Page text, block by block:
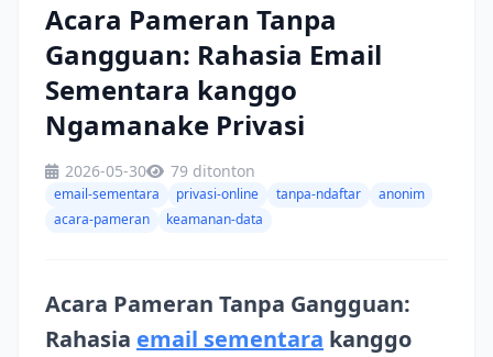
Acara Pameran Tanpa
Gangguan: Rahasia Email
Sementara kanggo
Ngamanake Privasi
2026-05-30 79 ditonton
email-sementara privasi-online tanpa-ndaftar
anonim
acara-pameran
keamanan-data
Acara Pameran Tanpa Gangguan:
Rahasia email sementara kanggo